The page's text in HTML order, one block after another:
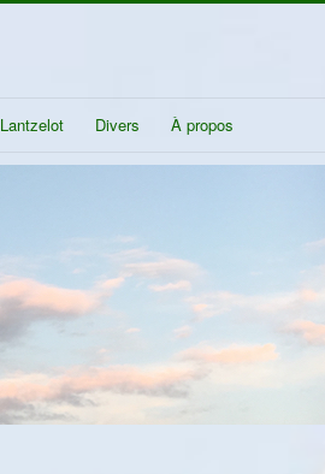
Lantzelot Divers À propos